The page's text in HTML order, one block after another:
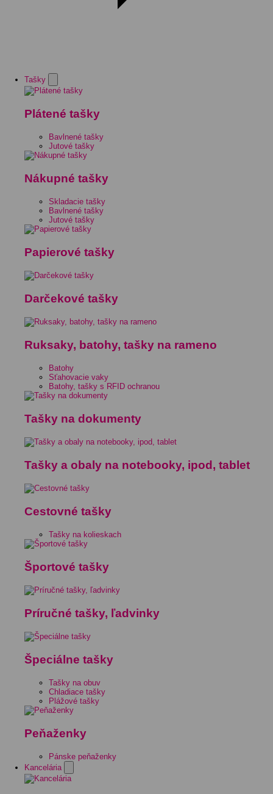
Tašky
Plátené tašky
Bavlnené tašky
Jutové tašky
Nákupné tašky
Skladacie tašky
Bavlnené tašky
Jutové tašky
Papierové tašky
Darčekové tašky
Ruksaky, batohy, tašky na rameno
Batohy
Sťahovacie vaky
Batohy, tašky s RFID ochranou
Tašky na dokumenty
Tašky a obaly na notebooky, ipod, tablet
Cestovné tašky
Tašky na kolieskach
Športové tašky
Príručné tašky, ľadvinky
Špeciálne tašky
Tašky na obuv
Chladiace tašky
Plážové tašky
Peňaženky
Pánske peňaženky
Kancelária